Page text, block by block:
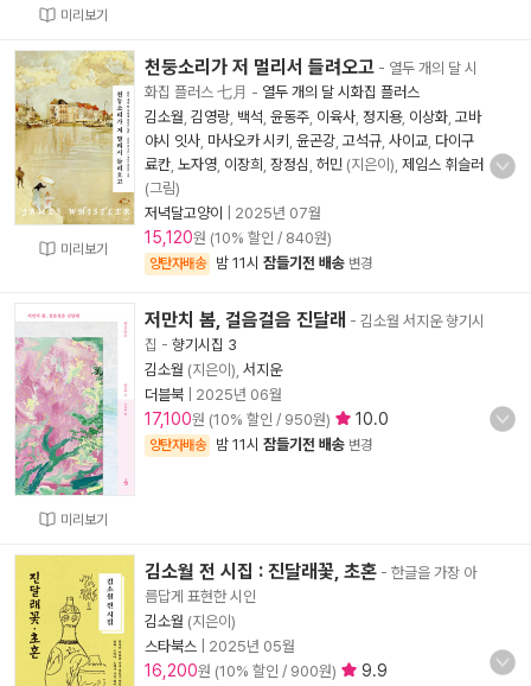
미리보기
미리보기
천둥소리가 저 멀리서 들려오고 - 열두 개의 달 시
화집 플러스 七月 - 열두 개의 달 시화집 플러스
김소월 김영랑 백석 윤동주 이육사 정지용, 이상화 고바
야시 잇사 마사오카 시키 윤곤강 고석규 사이교 다이구
료칸 노자영 이장희 장정심 허민 (지은이), 제임스 휘슬러
(그림)
저녁달고양이
2025년 07월
15,120원 (10% 할인 / 840원)
양탄자배송 밤 11시 잠들기전 배송 변경
미리보기
저만치 봄, 걸음걸음 진달래 - 김소월 서지운 향기시
집 - 향기시집 3
김소월 (지은이), 서지운
더블북
2025년 06월
17,100원 (10% 할인 / 950원) 10.0
양탄자배송 밤 11시 잠들기전 배송 변경
김소월 전 시집 : 진달래꽃, 초혼 - 한글을 가장 아
름답게 표현한 시인
김소월 (지은이)
스타북스
2025년 05월
16,200원 (10% 할인 / 900원) 9.9